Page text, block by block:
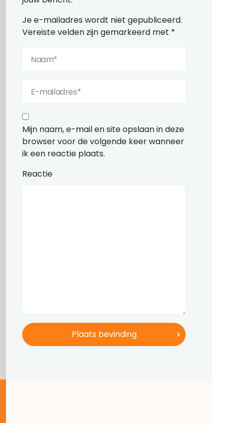
Je e-mailadres wordt niet gepubliceerd.
Vereiste velden zijn gemarkeerd met *
Mijn naam, e-mail en site opslaan in deze
browser voor de volgende keer wanneer
ik een reactie plaats.
Reactie